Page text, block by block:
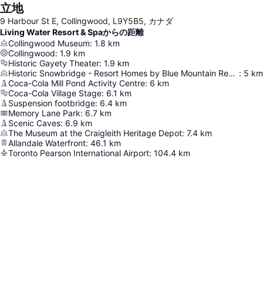
立地
9 Harbour St E, Collingwood, L9Y5B5, カナダ
Living Water Resort & Spaからの距離
Collingwood Museum: 1.8 km
Collingwood: 1.9 km
Historic Gayety Theater: 1.9 km
Historic Snowbridge - Resort Homes by Blue Mountain Resort : 5 km
Coca-Cola Mill Pond Activity Centre: 6 km
Coca-Cola Village Stage: 6.1 km
Suspension footbridge: 6.4 km
Memory Lane Park: 6.7 km
Scenic Caves: 6.9 km
The Museum at the Craigleith Heritage Depot: 7.4 km
Allandale Waterfront: 46.1 km
Toronto Pearson International Airport: 104.4 km